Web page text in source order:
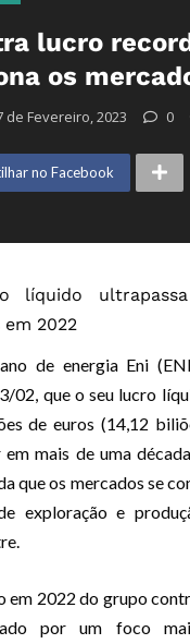
lucro
os
de Fevereiro, 2023 0
no Facebook
líquido
2022
de energia Eni
02, que o seu lucro
de euros (14,12
mais de uma
que os mercados se
exploração e
em 2022 do grupo
por um foco